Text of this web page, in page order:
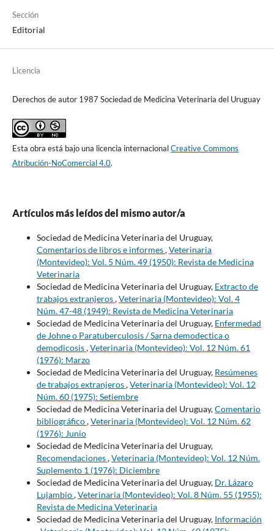
Sección
Editorial
Licencia
Derechos de autor 1987 Sociedad de Medicina Veterinaria del Uruguay
Esta obra está bajo una licencia internacionalCreative Commons
Atribución-NoComercial 4.0.
Artículos más leídos del mismo autor/a
Sociedad de Medicina Veterinaria del Uruguay,
Comentarios de libros e informes,Veterinaria
(Montevideo): Vol. 5 Núm. 49 (1950): Revista de Medicina
Veterinaria
Sociedad de Medicina Veterinaria del Uruguay, Extracto de
trabajos extranjeros,Veterinaria (Montevideo): Vol. 4
Núm. 47-48 (1949): Revista de Medicina Veterinaria
Sociedad de Medicina Veterinaria del Uruguay, Enfermedad
de Johne o Paratuberculosis / Sarna demodectica o
demodicosis,Veterinaria (Montevideo): Vol. 12 Núm. 61
(1976): Marzo
Sociedad de Medicina Veterinaria del Uruguay, Resúmenes
de trabajos extranjeros,Veterinaria (Montevideo): Vol. 12
Núm. 60 (1975): Setiembre
Sociedad de Medicina Veterinaria del Uruguay,Comentario
bibliográfico,Veterinaria (Montevideo): Vol. 12 Núm. 62
(1976): Junio
Sociedad de Medicina Veterinaria del Uruguay,
Recomendaciones,Veterinaria (Montevideo): Vol. 12 Núm.
Suplemento 1 (1976): Diciembre
Sociedad de Medicina Veterinaria del Uruguay, Dr. Lázaro
Lujambio,Veterinaria (Montevideo): Vol. 8 Núm. 55 (1955):
Revista de Medicina Veterinaria
Sociedad de Medicina Veterinaria del Uruguay, Información